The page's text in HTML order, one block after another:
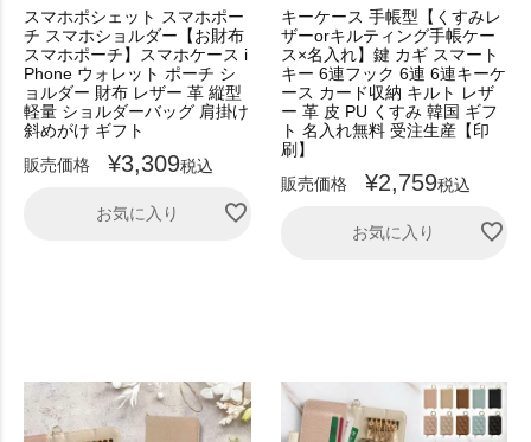
スマホポシェット スマホポー
チ スマホショルダー【お財布
スマホポーチ】スマホケース i
Phone ウォレット ポーチ シ
ョルダー 財布 レザー 革 縦型
軽量 ショルダーバッグ 肩掛け
斜めがけ ギフト
販売価格
¥3,309税込
お気に入り
キーケース 手帳型【くすみレ
ザーorキルティング手帳ケー
ス×名入れ】鍵 カギ スマート
キー 6連フック 6連 6連キーケ
ース カード収納 キルト レザ
ー 革 皮 PU くすみ 韓国 ギフ
ト 名入れ無料 受注生産【印
刷】
販売価格
¥2,759税込
お気に入り